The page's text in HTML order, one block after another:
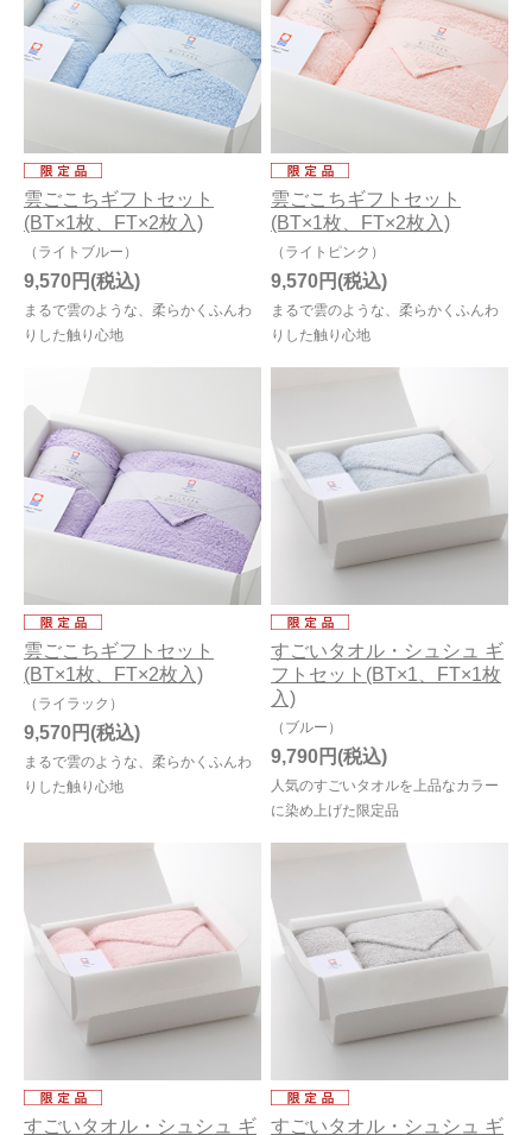
雲ごこちギフトセット
(BT×1枚、FT×2枚入)
（ライトブルー）
まるで雲のような、柔らかくふんわ
りした触り心地
9,570円
雲ごこちギフトセット
(BT×1枚、FT×2枚入)
（ライトピンク）
まるで雲のような、柔らかくふんわ
りした触り心地
9,570円
雲ごこちギフトセット
(BT×1枚、FT×2枚入)
（ライラック）
まるで雲のような、柔らかくふんわ
りした触り心地
9,570円
すごいタオル・シュシュ ギ
フトセット(BT×1、FT×1枚
入)
（ブルー）
人気のすごいタオルを上品なカラー
に染め上げた限定品
9,790円
すごいタオル・シュシュ ギ すごいタオル・シュシュ ギ